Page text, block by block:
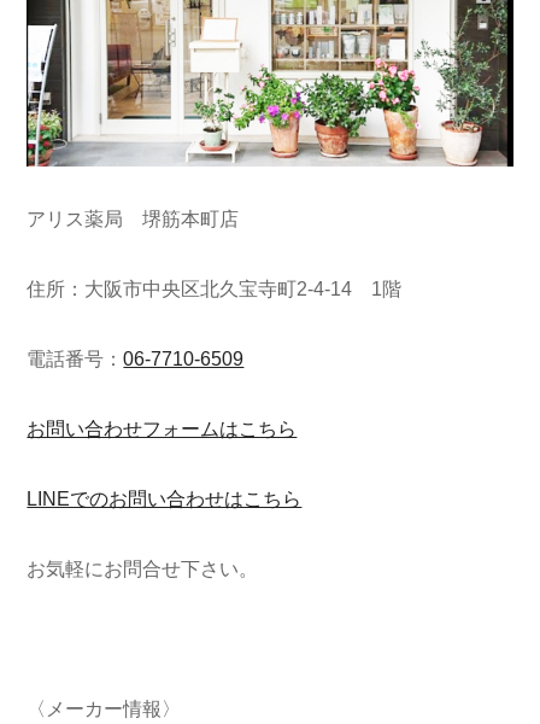
アリス薬局 堺筋本町店
住所：大阪市中央区北久宝寺町2-4-14 1階
電話番号：06-7710-6509
お問い合わせフォームはこちら
LINEでのお問い合わせはこちら
お気軽にお問合せ下さい。
〈メーカー情報〉